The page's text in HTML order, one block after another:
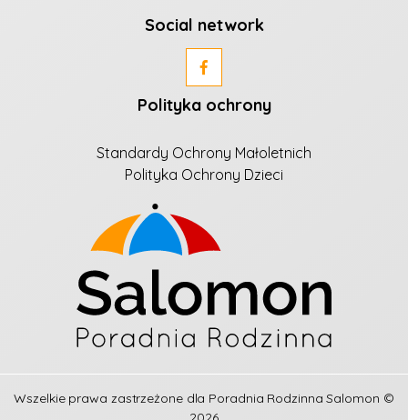
Social network
Polityka ochrony
Standardy Ochrony Małoletnich
Polityka Ochrony Dzieci
Wszelkie prawa zastrzeżone dla Poradnia Rodzinna Salomon ©